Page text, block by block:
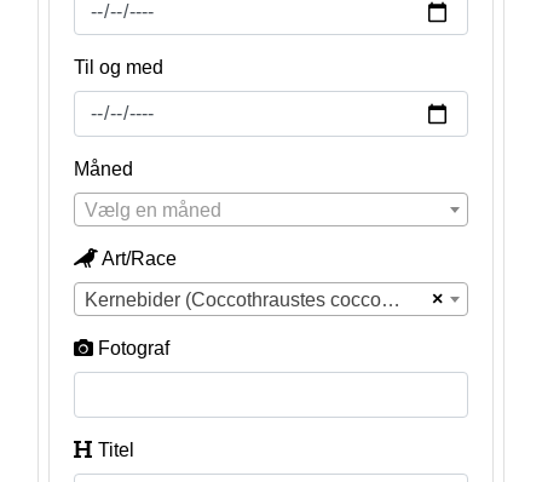
Til og med
Måned
Vælg en måned
Art/Race
×
Kernebider (Coccothraustes coccothraustes)
Fotograf
Titel